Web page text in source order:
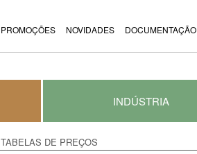
PROMOÇÕES NOVIDADES DOCUMENTAÇÃO
INDÚSTRIA
TABELAS DE PREÇOS